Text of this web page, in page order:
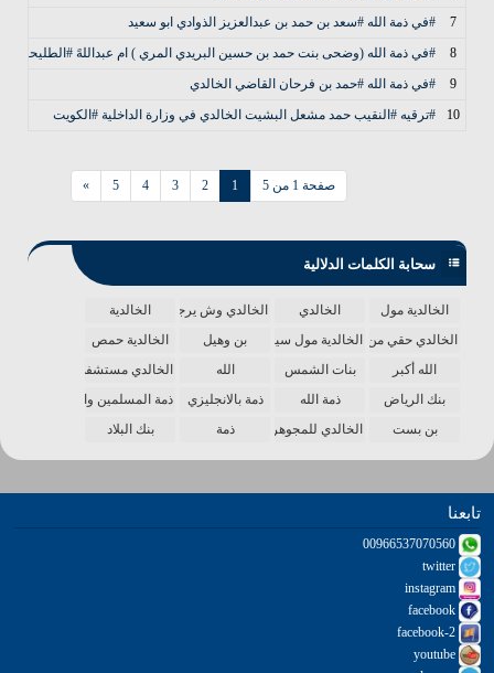
7
#في ذمة الله #سعد بن حمد بن عبدالعزيز الذوادي ابو سعيد
8
#في ذمة الله (وضحى بنت حمد بن حسين البريدي المري ) ام عبداللهً #الطليحان
9
#في ذمة الله #حمد بن فرحان القاضي الخالدي
10
#ترقيه #النقيب حمد مشعل البشيت الخالدي في وزارة الداخلية #الكويت
صفحة 1 من 5 1
2
3
4
5
»
سحابة الكلمات الدلالية
الخالدية مول الخالدي الخالدي وش يرجع
الخالدية
الخالدي حقي من الدنياالخالدية مول سينما بن وهيل
الخالدية حمص
الله أكبر
بنات الشمس الله
الخالدي مستشفى
بنك الرياض
ذمة الله ذمة بالانجليزي
ذمة المسلمين واحدة
بن بست
الخالدي للمجوهرات ذمة بنك البلاد
تابعنا